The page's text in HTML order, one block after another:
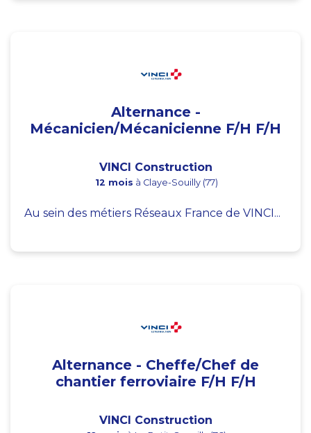
Alternance -
Mécanicien/Mécanicienne F/H F/H
VINCI Construction
12 mois à Claye-Souilly (77)
Au sein des métiers Réseaux France de VINCI...
Alternance - Cheffe/Chef de
chantier ferroviaire F/H F/H
VINCI Construction